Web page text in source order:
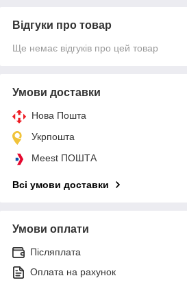
Відгуки про товар
Ще немає відгуків про цей товар
Умови доставки
Нова Пошта
Укрпошта
Meest ПОШТА
Всі умови доставки
Умови оплати
Післяплата
Оплата на рахунок